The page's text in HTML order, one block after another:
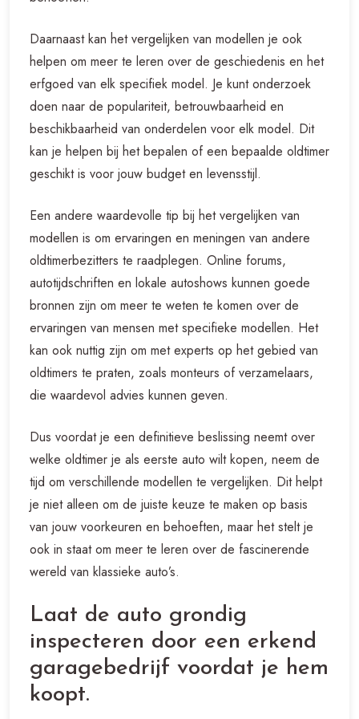
Daarnaast kan het vergelijken van modellen je ook
helpen om meer te leren over de geschiedenis en het
erfgoed van elk specifiek model. Je kunt onderzoek
doen naar de populariteit, betrouwbaarheid en
beschikbaarheid van onderdelen voor elk model. Dit
kan je helpen bij het bepalen of een bepaalde oldtimer
geschikt is voor jouw budget en levensstijl.
Een andere waardevolle tip bij het vergelijken van
modellen is om ervaringen en meningen van andere
oldtimerbezitters te raadplegen. Online forums,
autotijdschriften en lokale autoshows kunnen goede
bronnen zijn om meer te weten te komen over de
ervaringen van mensen met specifieke modellen. Het
kan ook nuttig zijn om met experts op het gebied van
oldtimers te praten, zoals monteurs of verzamelaars,
die waardevol advies kunnen geven.
Dus voordat je een definitieve beslissing neemt over
welke oldtimer je als eerste auto wilt kopen, neem de
tijd om verschillende modellen te vergelijken. Dit helpt
je niet alleen om de juiste keuze te maken op basis
van jouw voorkeuren en behoeften, maar het stelt je
ook in staat om meer te leren over de fascinerende
wereld van klassieke auto’s.
Laat de auto grondig
inspecteren door een erkend
garagebedrijf voordat je hem
koopt.